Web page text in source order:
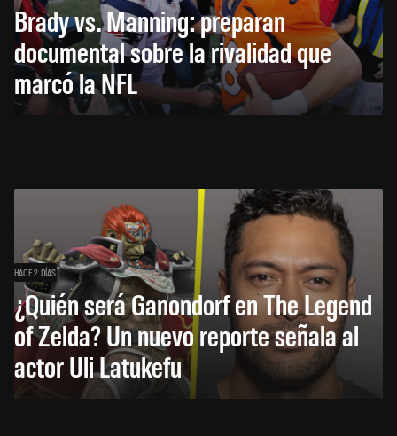
Brady vs. Manning: preparan
documental sobre la rivalidad que
marcó la NFL
HACE 2 DÍAS
¿Quién será Ganondorf en The Legend
of Zelda? Un nuevo reporte señala al
actor Uli Latukefu